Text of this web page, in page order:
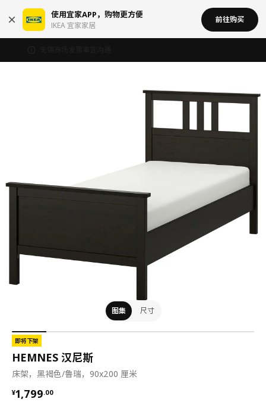
使用宜家APP，购物更方便
IKEA 宜家家居
前往购买
图集 尺寸
即将下架
HEMNES 汉尼斯
床架，黑褐色/鲁瑞，90x200 厘米
¥1,799.00
¥ 1799.00